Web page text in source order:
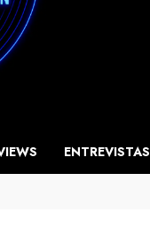
ENTREVISTAS